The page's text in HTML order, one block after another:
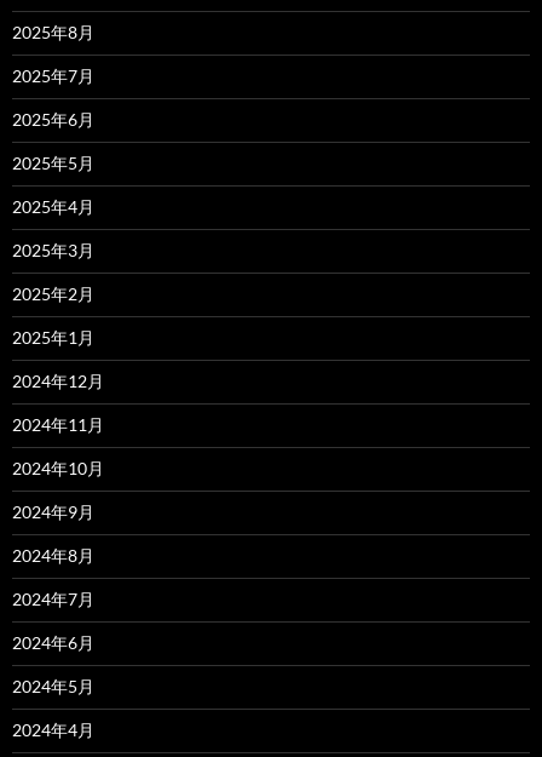
2025年8月
2025年7月
2025年6月
2025年5月
2025年4月
2025年3月
2025年2月
2025年1月
2024年12月
2024年11月
2024年10月
2024年9月
2024年8月
2024年7月
2024年6月
2024年5月
2024年4月